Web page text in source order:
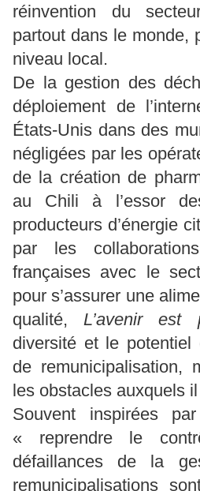
réinvention du
partout dans le monde,
niveau local.
De la gestion des
déploiement de
États-Unis dans des
négligées par les
de la création de
au Chili à l’essor
producteurs d’énergie
par les
françaises avec le
pour s’assurer une
qualité, L’avenir est
diversité et le potentiel
de remunicipalisation,
les obstacles auxquels
Souvent inspirées
« reprendre le
défaillances de la
remunicipalisations